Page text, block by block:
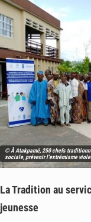
© À Atakpamé, 250 chefs
sociale, prévenir l'extrémisme
La Tradition au
jeunesse